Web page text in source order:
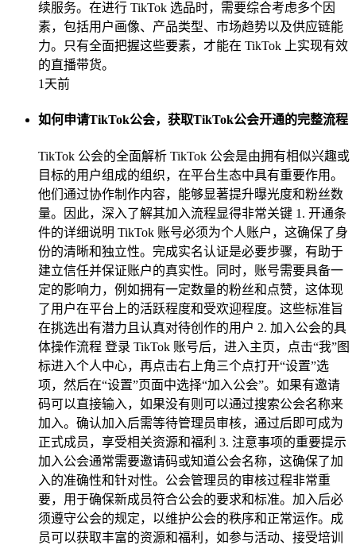
续服务。在进行 TikTok 选品时，需要综合考虑多个因
素，包括用户画像、产品类型、市场趋势以及供应链能
力。只有全面把握这些要素，才能在 TikTok 上实现有效
的直播带货。
1天前
如何申请TikTok公会，获取TikTok公会开通的完整流程
TikTok 公会的全面解析 TikTok 公会是由拥有相似兴趣或
目标的用户组成的组织，在平台生态中具有重要作用。
他们通过协作制作内容，能够显著提升曝光度和粉丝数
量。因此，深入了解其加入流程显得非常关键 1. 开通条
件的详细说明 TikTok 账号必须为个人账户，这确保了身
份的清晰和独立性。完成实名认证是必要步骤，有助于
建立信任并保证账户的真实性。同时，账号需要具备一
定的影响力，例如拥有一定数量的粉丝和点赞，这体现
了用户在平台上的活跃程度和受欢迎程度。这些标准旨
在挑选出有潜力且认真对待创作的用户 2. 加入公会的具
体操作流程 登录 TikTok 账号后，进入主页，点击“我”图
标进入个人中心，再点击右上角三个点打开“设置”选
项，然后在“设置”页面中选择“加入公会”。如果有邀请
码可以直接输入，如果没有则可以通过搜索公会名称来
加入。确认加入后需等待管理员审核，通过后即可成为
正式成员，享受相关资源和福利 3. 注意事项的重要提示
加入公会通常需要邀请码或知道公会名称，这确保了加
入的准确性和针对性。公会管理员的审核过程非常重
要，用于确保新成员符合公会的要求和标准。加入后必
须遵守公会的规定，以维护公会的秩序和正常运作。成
员可以获取丰富的资源和福利，如参与活动、接受培训